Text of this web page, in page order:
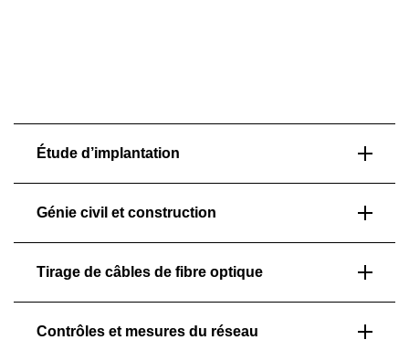
Étude d’implantation
Génie civil et construction
Tirage de câbles de fibre optique
Contrôles et mesures du réseau